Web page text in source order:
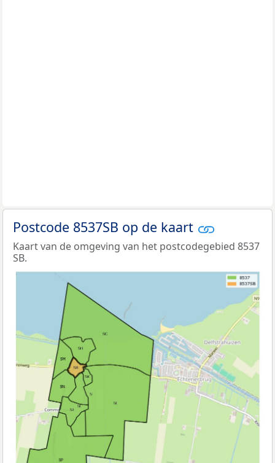
Postcode 8537SB op de kaart
Kaart van de omgeving van het postcodegebied 8537
SB.